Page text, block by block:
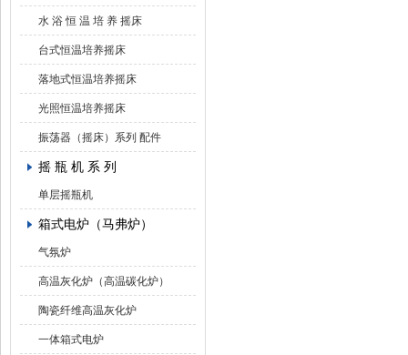
水 浴 恒 温 培 养 摇床
台式恒温培养摇床
落地式恒温培养摇床
光照恒温培养摇床
振荡器（摇床）系列 配件
摇 瓶 机 系 列
单层摇瓶机
箱式电炉（马弗炉）
气氛炉
高温灰化炉（高温碳化炉）
陶瓷纤维高温灰化炉
一体箱式电炉